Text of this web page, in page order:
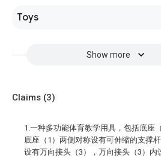
Toys
Show more
Claims (3)
1.一种多功能体育教学用具，包括底座
底座（1）两侧对称设有可伸缩的支撑
设有万向接头（3），万向接头（3）内